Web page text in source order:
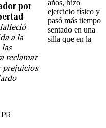
por
a la
reclamar
prejuicios